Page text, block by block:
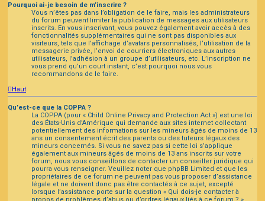
Pourquoi ai-je besoin de m’inscrire ?
Vous n’êtes pas dans l’obligation de le faire, mais les administrateurs
du forum peuvent limiter la publication de messages aux utilisateurs
inscrits. En vous inscrivant, vous pouvez également avoir accès à des
fonctionnalités supplémentaires qui ne sont pas disponibles aux
visiteurs, tels que l’affichage d’avatars personnalisés, l’utilisation de la
messagerie privée, l’envoi de courriers électroniques aux autres
utilisateurs, l’adhésion à un groupe d’utilisateurs, etc. L’inscription ne
vous prend qu’un court instant, c’est pourquoi nous vous
recommandons de le faire.
Haut
Qu’est-ce que la COPPA ?
La COPPA (pour « Child Online Privacy and Protection Act ») est une loi
des États-Unis d’Amérique qui demande aux sites internet collectant
potentiellement des informations sur les mineurs âgés de moins de 13
ans un consentement écrit des parents ou des tuteurs légaux des
mineurs concernés. Si vous ne savez pas si cette loi s’applique
également aux mineurs âgés de moins de 13 ans inscrits sur votre
forum, nous vous conseillons de contacter un conseiller juridique qui
pourra vous renseigner. Veuillez noter que phpBB Limited et que les
propriétaires de ce forum ne peuvent pas vous proposer d’assistance
légale et ne doivent donc pas être contactés à ce sujet, excepté
lorsque l’assistance porte sur la question « Qui dois-je contacter à